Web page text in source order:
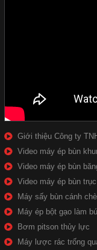
Giới thiệu Công ty
Video máy ép bùn
Video máy ép bùn
Video máy ép bùn
Máy sấy bùn cánh
Máy ép bột gạo làm
Bơm pitson thủy lực
Máy lược rác trống